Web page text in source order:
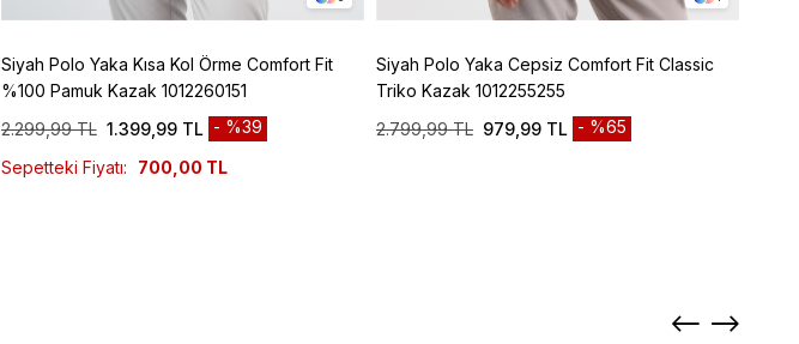
Siyah Polo Yaka Kısa Kol Örme Comfort Fit
%100 Pamuk Kazak 1012260151
2.299,99 TL 1.399,99 TL
%39
Sepetteki Fiyatı:
700,00 TL
Siyah Polo Yaka Cepsiz Comfort Fit Classic
Triko Kazak 1012255255
2.799,99 TL 979,99 TL %65